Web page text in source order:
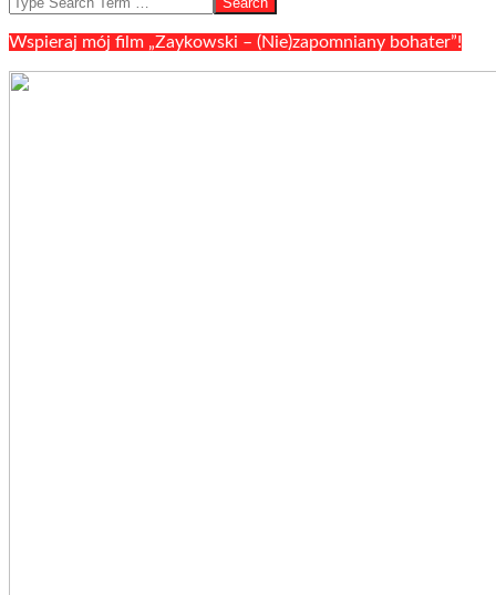
Wspieraj mój film „Zaykowski – (Nie)zapomniany bohater”!